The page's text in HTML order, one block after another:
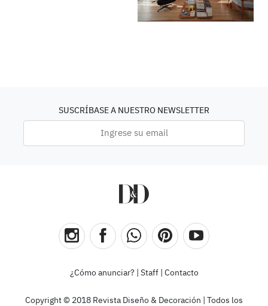
SUSCRÍBASE A NUESTRO NEWSLETTER
¿Cómo anunciar? Staff| Contacto
Copyright © 2018 Revista Diseño & Decoración | Todos los